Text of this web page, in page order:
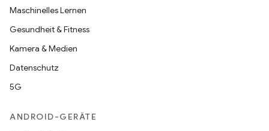
Maschinelles Lernen
Gesundheit & Fitness
Kamera & Medien
Datenschutz
5G
ANDROID-GERÄTE